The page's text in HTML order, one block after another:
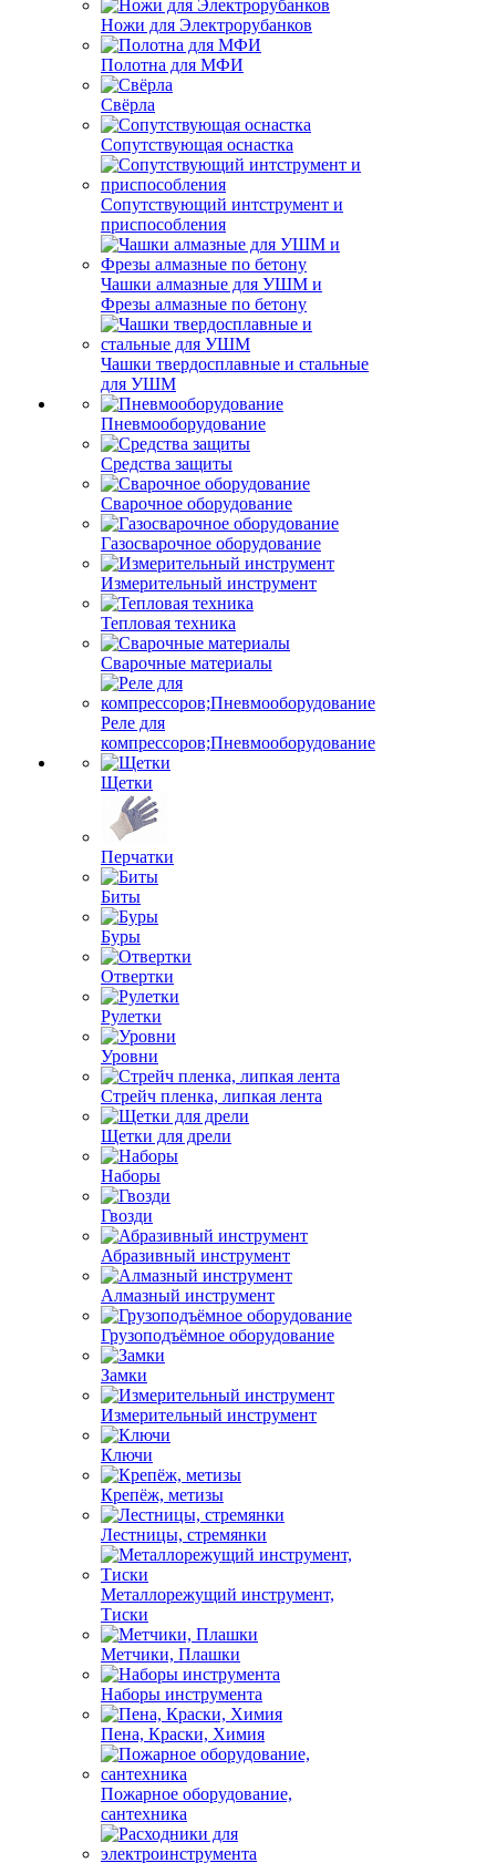
Ножи для Электрорубанков
Полотна для МФИ
Свёрла
Сопутствующая оснастка
Сопутствующий интструмент и
приспособления
Чашки алмазные для УШМ и
Фрезы алмазные по бетону
Чашки твердосплавные и стальные
для УШМ
Пневмооборудование
Средства защиты
Сварочное оборудование
Газосварочное оборудование
Измерительный инструмент
Тепловая техника
Сварочные материалы
Реле для
компрессоров;Пневмооборудование
Щетки
Перчатки
Биты
Буры
Отвертки
Рулетки
Уровни
Стрейч пленка, липкая лента
Щетки для дрели
Наборы
Гвозди
Абразивный инструмент
Алмазный инструмент
Грузоподъёмное оборудование
Замки
Измерительный инструмент
Ключи
Крепёж, метизы
Лестницы, стремянки
Металлорежущий инструмент,
Тиски
Метчики, Плашки
Наборы инструмента
Пена, Краски, Химия
Пожарное оборудование,
сантехника